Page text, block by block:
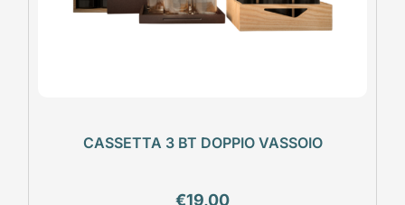
CASSETTA 3 BT DOPPIO VASSOIO
€19,00